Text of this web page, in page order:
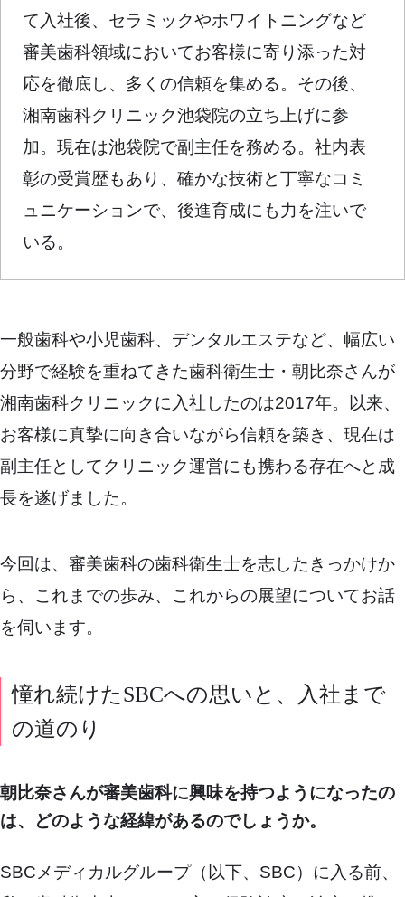
て入社後、セラミックやホワイトニングなど
審美歯科領域においてお客様に寄り添った対
応を徹底し、多くの信頼を集める。その後、
湘南歯科クリニック池袋院の立ち上げに参
加。現在は池袋院で副主任を務める。社内表
彰の受賞歴もあり、確かな技術と丁寧なコミ
ュニケーションで、後進育成にも力を注いで
いる。
一般歯科や小児歯科、デンタルエステなど、幅広い
分野で経験を重ねてきた歯科衛生士・朝比奈さんが
湘南歯科クリニックに入社したのは2017年。以来、
お客様に真摯に向き合いながら信頼を築き、現在は
副主任としてクリニック運営にも携わる存在へと成
長を遂げました。
今回は、審美歯科の歯科衛生士を志したきっかけか
ら、これまでの歩み、これからの展望についてお話
を伺います。
憧れ続けたSBCへの思いと、入社まで
の道のり
朝比奈さんが審美歯科に興味を持つようになったの
は、どのような経緯があるのでしょうか。
SBCメディカルグループ（以下、SBC）に入る前、